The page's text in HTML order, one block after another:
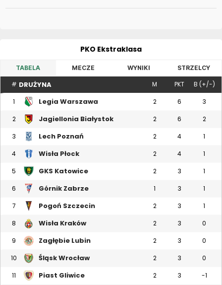
PKO Ekstraklasa
TABELA MECZE WYNIKI STRZELCY
# DRUŻYNA M PKT B (+/-)
1 Legia Warszawa 2 6 3
2 Jagiellonia Białystok 2 6 2
3 Lech Poznań 2 4 1
4 Wisła Płock 2 4 1
5 GKS Katowice 2 3 1
6 Górnik Zabrze 1 3 1
7 Pogoń Szczecin 2 3 1
8 Wisła Kraków 2 3 0
9 Zagłębie Lubin 2 3 0
10 Śląsk Wrocław 2 3 0
11 Piast Gliwice 2 3 -1